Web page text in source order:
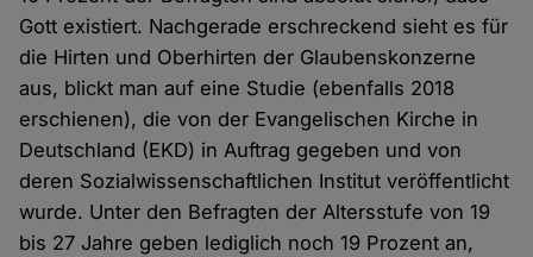
Gott existiert. Nachgerade erschreckend sieht es für
die Hirten und Oberhirten der Glaubenskonzerne
aus, blickt man auf eine Studie (ebenfalls 2018
erschienen), die von der Evangelischen Kirche in
Deutschland (EKD) in Auftrag gegeben und von
deren Sozialwissenschaftlichen Institut veröffentlicht
wurde. Unter den Befragten der Altersstufe von 19
bis 27 Jahre geben lediglich noch 19 Prozent an,